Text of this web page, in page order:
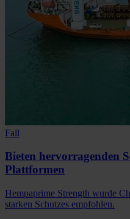
Fall
Bieten hervorragenden
Plattformen
Hempaprime Strength wurde
starken Schutzes empfohlen.